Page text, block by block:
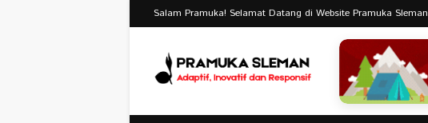
Salam Pramuka! Selamat Datang di Website Pramuka Sleman